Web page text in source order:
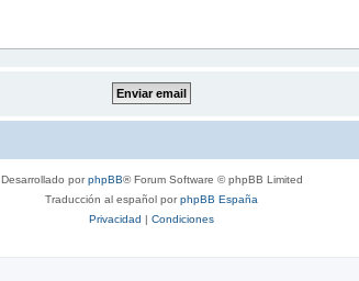
Desarrollado porphpBB® Forum Software © phpBB Limited
Traducción al español porphpBB España
Privacidad | Condiciones